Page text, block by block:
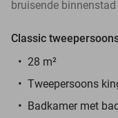
bruisende
Classic
28 m²
Tweepersoons
Badkamer met